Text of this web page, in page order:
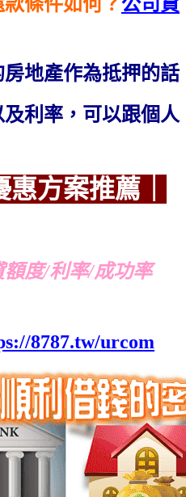
地產作為抵押的話
利率，可以跟個人
惠方案推薦｜
度/利率/成功率
8787.tw/urcom